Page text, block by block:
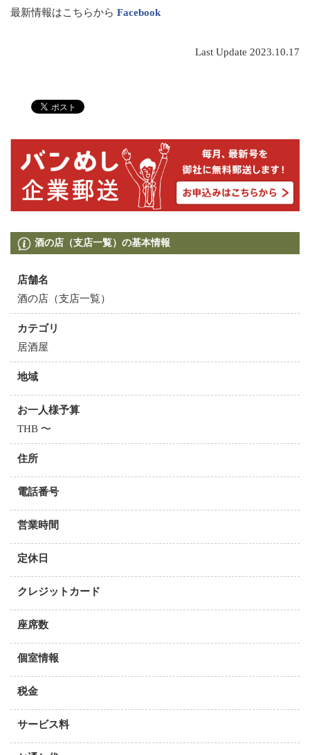
最新情報はこちらから Facebook
Last Update 2023.10.17
酒の店（支店一覧）の基本情報
店舗名
酒の店（支店一覧）
カテゴリ
居酒屋
地域
お一人様予算
THB 〜
住所
電話番号
営業時間
定休日
クレジットカード
座席数
個室情報
税金
サービス料